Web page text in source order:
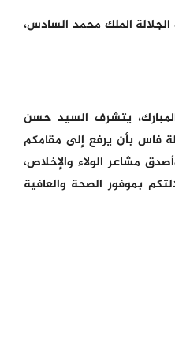
الجلالة الملك محمد السادس،
يتشرف السيد حسن
فاس بأن يرفع إلى مقامكم
مشاعر الولاء والإخلاص،
بموفور الصحة والعافية